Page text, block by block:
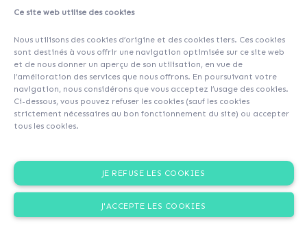
Ce site web utilise des cookies
Nous utilisons des cookies d’origine et des cookies tiers. Ces cookies
sont destinés à vous offrir une navigation optimisée sur ce site web
et de nous donner un aperçu de son utilisation, en vue de
l’amélioration des services que nous offrons. En poursuivant votre
navigation, nous considérons que vous acceptez l’usage des cookies.
Ci-dessous, vous pouvez refuser les cookies (sauf les cookies
strictement nécessaires au bon fonctionnement du site) ou accepter
tous les cookies.
JE REFUSE LES COOKIES
J'ACCEPTE LES COOKIES
You are not registered